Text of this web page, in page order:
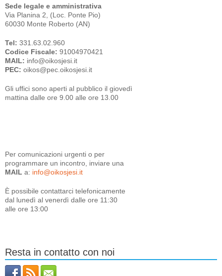
Sede legale e amministrativa
Via Planina 2, (Loc. Ponte Pio)
60030 Monte Roberto (AN)
Tel: 331.63.02.960
Codice Fiscale: 91004970421
MAIL: info@oikosjesi.it
PEC: oikos@pec.oikosjesi.it
Gli uffici sono aperti al pubblico il giovedì
mattina dalle ore 9.00 alle ore 13.00
Per comunicazioni urgenti o per
programmare un incontro, inviare una
MAIL a: info@oikosjesi.it
È possibile contattarci telefonicamente
dal lunedì al venerdì dalle ore 11:30
alle ore 13:00
Resta in contatto con noi